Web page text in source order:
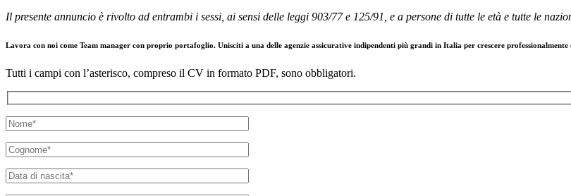
Il presente annuncio è rivolto ad entrambi i sessi, ai sensi delle leggi 903/77 e 125/91, e a persone di tutte le età e tutte le
Lavora con noi come Team manager con proprio portafoglio. Unisciti a una delle agenzie assicurative indipendenti più grandi in Italia per crescere
Tutti i campi con l’asterisco, compreso il CV in formato PDF, sono obbligatori.